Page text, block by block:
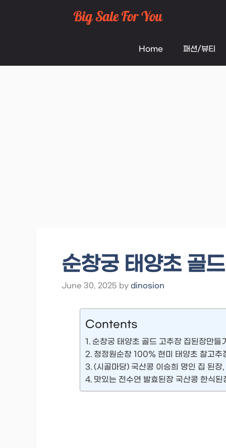
Home 패션/뷰티
순창궁 태양초 골
June 30, 2025 by dinosion
Contents
순창궁 태양초 골드 고추장 집된장만들
청정원순창 100% 현미 태양초 찰고추
(시골마당) 국산콩 이승희 명인 집 된장
맛있는 전수연 발효된장 국산콩 한식